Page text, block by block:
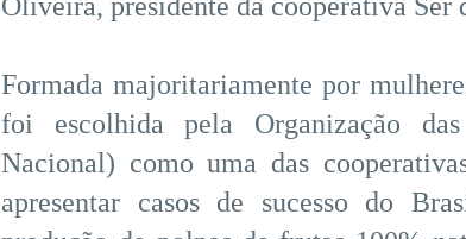
Formada majoritariamente por
foi escolhida pela Organização
Nacional) como uma das
apresentar casos de sucesso do